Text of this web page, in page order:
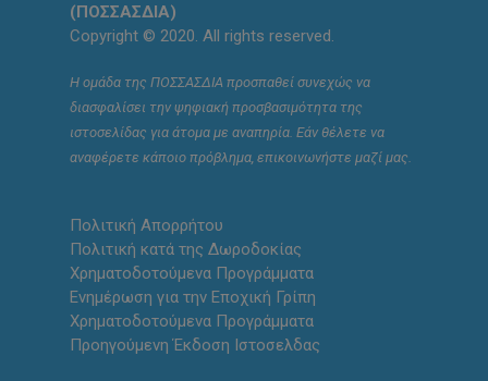
(ΠΟΣΣΑΣΔΙΑ)
Copyright © 2020. All rights reserved.
Η ομάδα της ΠΟΣΣΑΣΔΙΑ προσπαθεί συνεχώς να
διασφαλίσει την ψηφιακή προσβασιμότητα της
ιστοσελίδας για άτομα με αναπηρία. Εάν θέλετε να
αναφέρετε κάποιο πρόβλημα, επικοινωνήστε μαζί μας.
Πολιτική Απορρήτου
Πολιτική κατά της Δωροδοκίας
Χρηματοδοτούμενα Προγράμματα
Ενημέρωση για την Εποχική Γρίπη
Χρηματοδοτούμενα Προγράμματα
Προηγούμενη Έκδοση Ιστοσελδας